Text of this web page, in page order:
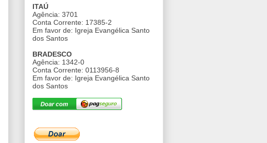
ITAÚ
Agência: 3701
Conta Corrente: 17385-2
Em favor de: Igreja Evangélica Santo
dos Santos
BRADESCO
Agência: 1342-0
Conta Corrente: 0113956-8
Em favor de: Igreja Evangélica Santo
dos Santos